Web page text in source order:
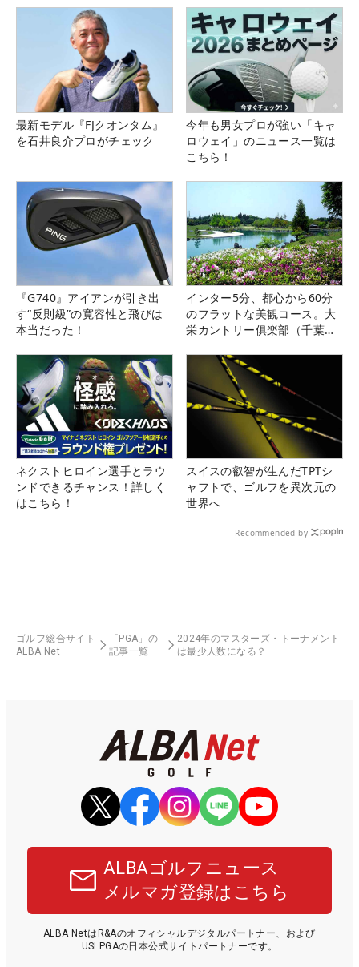
最新モデル『FJクオンタム』
を石井良介プロがチェック
今年も男女プロが強い「キャ
ロウェイ」のニュース一覧は
こちら！
『G740』アイアンが引き出
す“反則級”の寛容性と飛びは
本当だった！
インター5分、都心から60分
のフラットな美観コース。大
栄カントリー俱楽部（千葉
ネクストヒロイン選手とラウ
ンドできるチャンス！詳しく
はこちら！
スイスの叡智が生んだTPTシ
ャフトで、ゴルフを異次元の
世界へ
Recommended by
ゴルフ総合サイト
ALBA Net
「PGA」の
記事一覧
2024年のマスターズ・トーナメント
は最少人数になる？
ALBAゴルフニュース
メルマガ登録はこちら
ALBA NetはR&Aのオフィシャルデジタルパートナー、および
USLPGAの日本公式サイトパートナーです。